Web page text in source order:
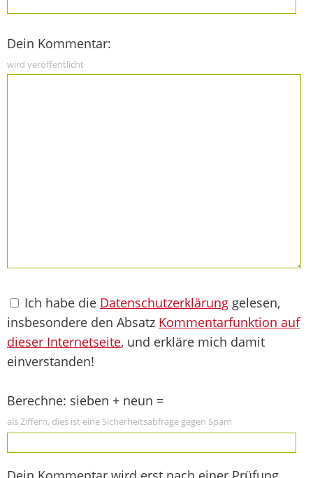
Dein Kommentar:
wird veröffentlicht
Ich habe die Datenschutzerklärung gelesen,
insbesondere den Absatz Kommentarfunktion auf
dieser Internetseite, und erkläre mich damit
einverstanden!
Berechne: sieben + neun =
als Ziffern, dies ist eine Sicherheitsabfrage gegen Spam